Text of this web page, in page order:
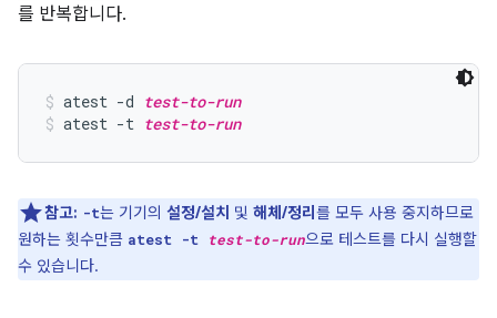
를 반복합니다.
atest -d test-to-run
atest -t test-to-run
참고: -t는 기기의 설정/설치 및 해체/정리 를 모두 사용 중지하므로
원하는 횟수만큼 atest -t test-to-run으로 테스트를 다시 실행할
수 있습니다.